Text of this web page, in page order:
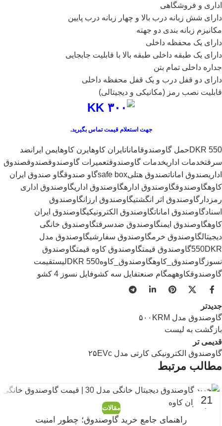
اداری و فروشگاهی
دارای شش زبانه درب بالا و چهار زبانه درب پایین
مکانیزم زبانه بندی دو جهته
دارای یک محفظه داخلی
دارای یک طبقه داخلی طبقه بالا با قابلیت جابجایی
جداره داخلی تمام بتن
دارای دو قفل درب و یک قفل محفظه داخلی
قابلیت نصب رمز (مکانیکی و دیجیتالی)
جهت استعلام قیمت تماس بگیرید.
550 DKR حمل گاوصندوقاماناتایران کاوهایرن کاوهایمن ایرانضد
سرقتخدمات اداریخدمات گاوصندوقتعمیرات گاوصندوقصندوقصندوق
اداریصندوق اماناتصندوق هتلیsafe boxگاو صندوقگاو صندوق ایران
کاوهگاوصندوقگاوصندوق ادارهگاوصندوق اداریگاوصندوق اداری
رمزدار گاوصندوق اثر انگشتیگاوصندوق ارزانگاوصندوق
اسنادگاوصندوق اماناتگاوصندوق الکترونیکیگاوصندوق ایران
کاوهگاوصندوق ایمنگاوصندوق ضدسرقتگاوصندوق خانگی
دیجیتالگاوصندوق خرمگاوصندوق سفارشیگاوصندوق مدل
550DKRگاوصندوق قیمتگاوصندوق کاوه قیمتگاوصندوق
نسوز گاوصندوق_کاوهگاوصندوق_کاوه550 DKR
لیستقیمت
گاوصندوقکاوههمگام صنعتفایل سه کشوفایل نسوز 4 کشو
جدیدتر
گاوصندوق مدل ۵۰۰KRM
بازگشت به لیست
قدیمی تر
گاوصندوق الکترونیکی کارتی مدل ۲۵EVc
مطالب مرتبط
21
مه مقالات
راهنمای جامع خرید گاوصندوق؛ چطور امنیت